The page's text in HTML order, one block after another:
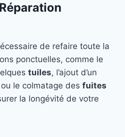
de refaire toute la
ponctuelles, comme le
tuiles, l’ajout d’un
le colmatage des fuites
la longévité de votre